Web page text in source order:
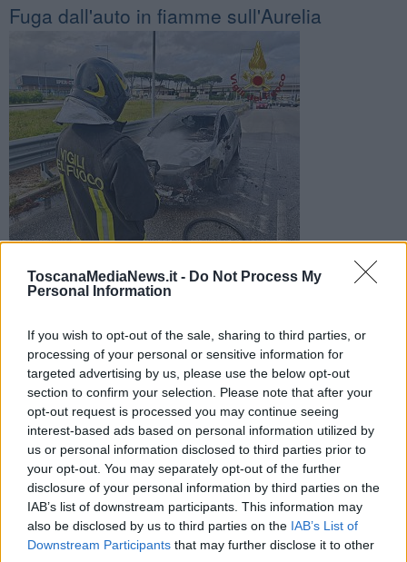
ToscanaMediaNews.it - Do Not Process My
Personal Information
If you wish to opt-out of the sale, sharing to third parties, or
processing of your personal or sensitive information for
targeted advertising by us, please use the below opt-out
section to confirm your selection. Please note that after your
opt-out request is processed you may continue seeing
interest-based ads based on personal information utilized by
us or personal information disclosed to third parties prior to
your opt-out. You may separately opt-out of the further
disclosure of your personal information by third parties on the
IAB’s list of downstream participants. This information may
also be disclosed by us to third parties on the IAB’s List of
Downstream Participants that may further disclose it to other
Fuga dall'auto in fiamme sull'Aurelia
Il forte odore di bruciato ha messo in allarme il conducente
che è riuscito a fermare il veicolo. L'allarme, i soccorsi, gli
PISA —Paura ieri pomeriggio nel tratto pisano dell'Aurelia dove
un'auto si è incendiata improvvisamente. Avvertito il forte odore di
bruciato, il conducente ha fatto in tempo ad accostare fermando il
veicolo al margine della carreggiata per poi fuggire e mettersi in
salvo.
La strada statale 1, teatro dell'incendio, è stata raggiunta dai vigili
del fuoco che hanno spento il fuoco e messo in sicurezza l'area